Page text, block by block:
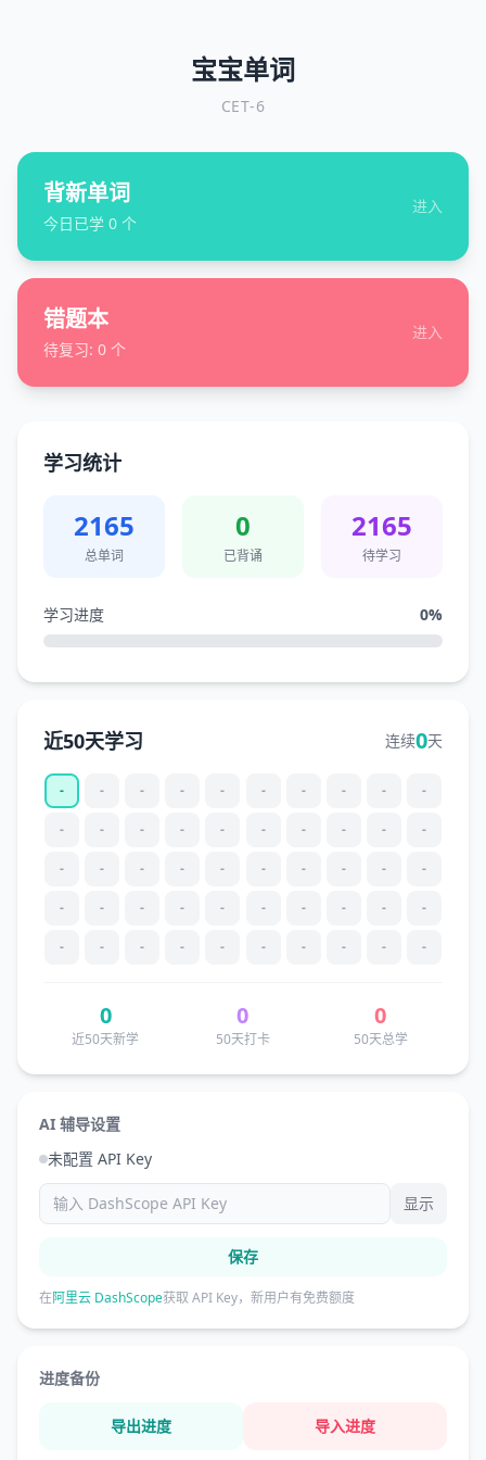
宝宝单词
CET-6
背新单词
今日已学 0 个
进入
错题本
待复习: 0 个
进入
学习统计
2165
总单词
0
已背诵
2165
待学习
学习进度 0%
近50天学习 连续0天
- - - - - - - - - -
- - - - - - - - - -
- - - - - - - - - -
- - - - - - - - - -
- - - - - - - - - -
0
近50天新学
0
50天打卡
0
50天总学
AI 辅导设置
未配置 API Key
显示
保存
在阿里云 DashScope获取 API Key，新用户有免费额度
进度备份
导出进度 导入进度